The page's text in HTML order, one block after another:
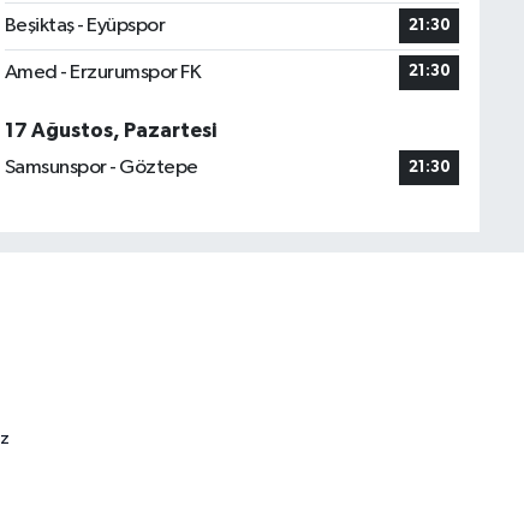
Beşiktaş - Eyüpspor 21:30
Amed - Erzurumspor FK 21:30
17 Ağustos, Pazartesi
Samsunspor - Göztepe
21:30